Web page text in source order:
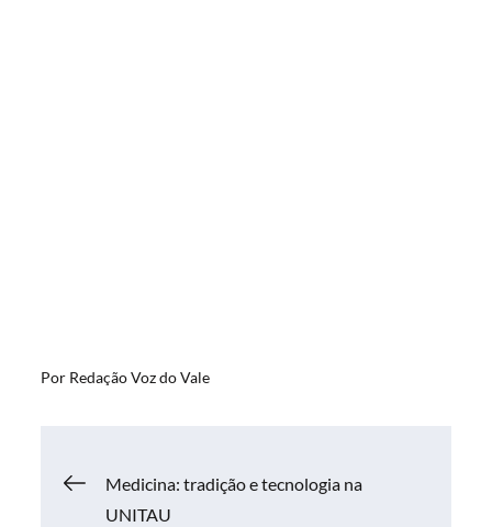
Por Redação Voz do Vale
Navegação
Medicina: tradição e tecnologia na
UNITAU